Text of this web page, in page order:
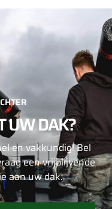
UW DAK?
en vakkundig! Bel
een vrijblijvende
aan uw dak.